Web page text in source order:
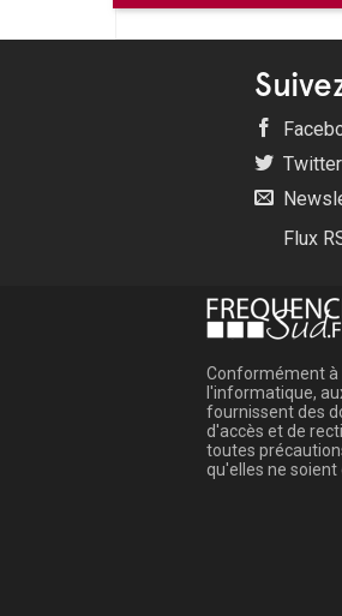
Twitter
Flux
Conformément à
l'informatique,
fournissent des
d'accès et de
toutes
qu'elles ne